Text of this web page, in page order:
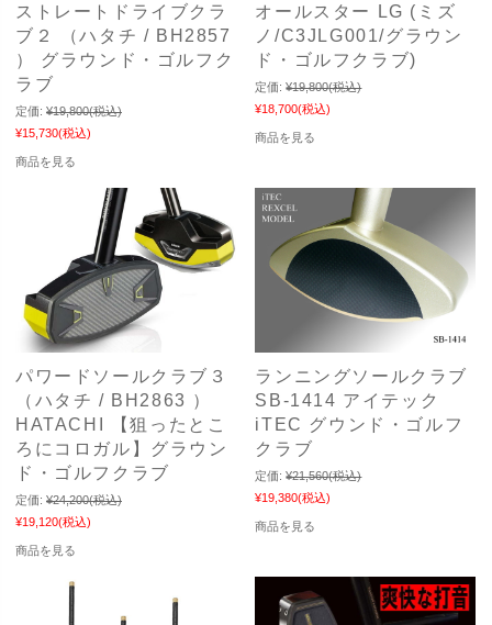
ストレートドライブクラ
ブ２ （ハタチ / BH2857
） グラウンド・ゴルフク
ラブ
定価: ¥19,800(税込)
¥15,730(税込)
商品を見る
オールスター LG (ミズ
ノ/C3JLG001/グラウン
ド・ゴルフクラブ)
定価: ¥19,800(税込)
¥18,700(税込)
商品を見る
パワードソールクラブ３
（ハタチ / BH2863 ）
HATACHI 【狙ったとこ
ろにコロガル】グラウン
ド・ゴルフクラブ
定価: ¥24,200(税込)
¥19,120(税込)
商品を見る
ランニングソールクラブ
SB-1414 アイテック
iTEC グウンド・ゴルフ
クラブ
定価: ¥21,560(税込)
¥19,380(税込)
商品を見る